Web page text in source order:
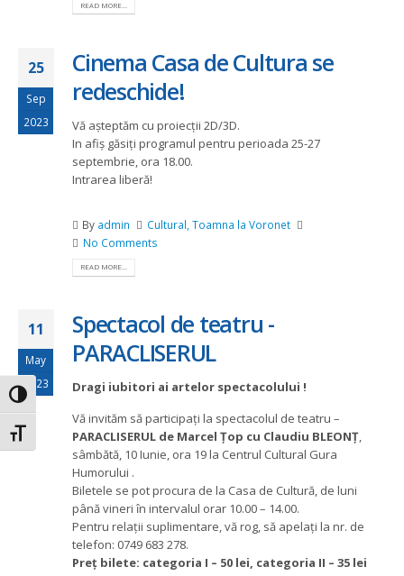
Toggle High Contrast
Toggle Font size
READ MORE...
25
Sep
2023
Cinema Casa de Cultura se
redeschide!
Vă așteptăm cu proiecții 2D/3D.
In afiș găsiți programul pentru perioada 25-27
septembrie, ora 18.00.
Intrarea liberă!
By admin Cultural, Toamna la Voronet
No Comments
READ MORE...
11
May
2023
Spectacol de teatru -
PARACLISERUL
Dragi iubitori ai artelor spectacolului !
Vă invităm să participați la spectacolul de teatru –
PARACLISERUL de Marcel Țop cu Claudiu BLEONȚ,
sâmbătă, 10 Iunie, ora 19 la Centrul Cultural Gura
Humorului .
Biletele se pot procura de la Casa de Cultură, de luni
până vineri în intervalul orar 10.00 – 14.00.
Pentru relații suplimentare, vă rog, să apelați la nr. de
telefon: 0749 683 278.
Preț bilete: categoria I – 50 lei, categoria II – 35 lei